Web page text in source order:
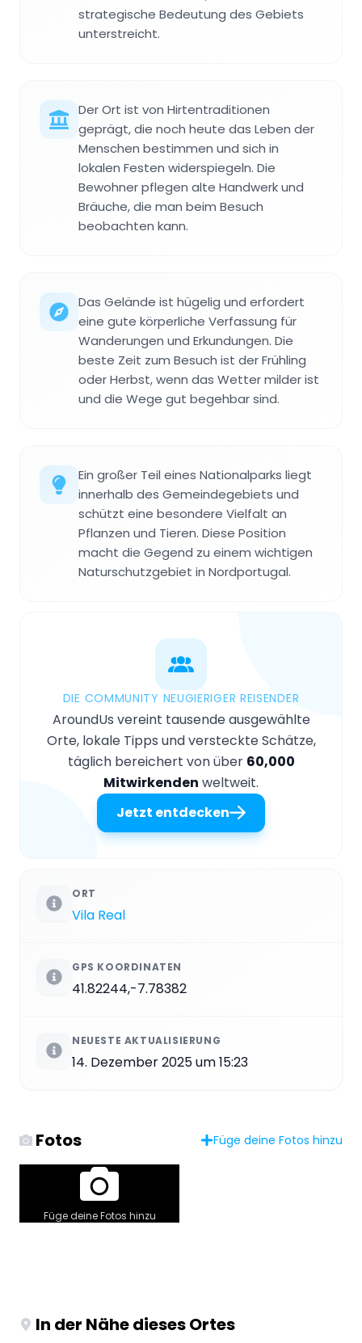
strategische Bedeutung des Gebiets
unterstreicht.
Der Ort ist von Hirtentraditionen
geprägt, die noch heute das Leben der
Menschen bestimmen und sich in
lokalen Festen widerspiegeln. Die
Bewohner pflegen alte Handwerk und
Bräuche, die man beim Besuch
beobachten kann.
Das Gelände ist hügelig und erfordert
eine gute körperliche Verfassung für
Wanderungen und Erkundungen. Die
beste Zeit zum Besuch ist der Frühling
oder Herbst, wenn das Wetter milder ist
und die Wege gut begehbar sind.
Ein großer Teil eines Nationalparks liegt
innerhalb des Gemeindegebiets und
schützt eine besondere Vielfalt an
Pflanzen und Tieren. Diese Position
macht die Gegend zu einem wichtigen
Naturschutzgebiet in Nordportugal.
DIE COMMUNITY NEUGIERIGER REISENDER
AroundUs vereint tausende ausgewählte
Orte, lokale Tipps und versteckte Schätze,
täglich bereichert von über 60,000
Mitwirkenden weltweit.
Jetzt entdecken
ORT
Vila Real
GPS KOORDINATEN
41.82244,-7.78382
NEUESTE AKTUALISIERUNG
14. Dezember 2025 um 15:23
Fotos Füge deine Fotos hinzu
Füge deine Fotos hinzu
In der Nähe dieses Ortes